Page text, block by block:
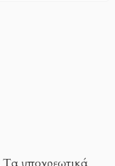
Τα υποχρεωτικά